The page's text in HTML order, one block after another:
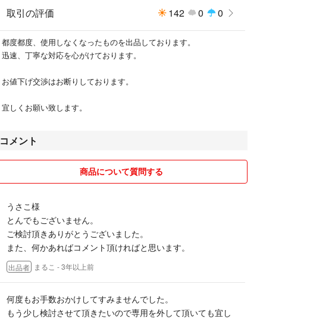
取引の評価 142 0 0
都度都度、使用しなくなったものを出品しております。
迅速、丁寧な対応を心がけております。
お値下げ交渉はお断りしております。
宜しくお願い致します。
コメント
商品について質問する
うさこ様
とんでもございません。
ご検討頂きありがとうございました。
また、何かあればコメント頂ければと思います。
出品者 まるこ - 3年以上前
何度もお手数おかけしてすみませんでした。
もう少し検討させて頂きたいので専用を外して頂いても宜し